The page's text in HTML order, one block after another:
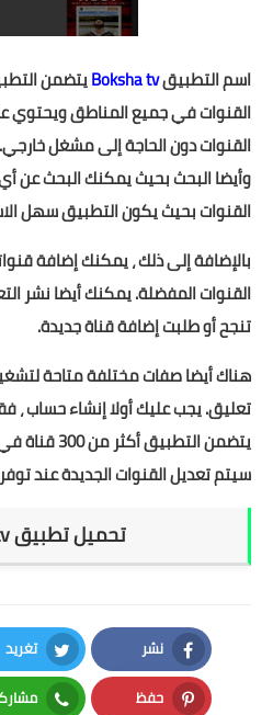
اسم التطبيقBoksha tv‏يتضمن
القنوات في جميع المناطق
القنوات دون الحاجة إلى مشغل خارجي.
وأيضا البحث بحيث يمكنك البحث عن
القنوات بحيث يكون التطبيق سهل
بالإضافة إلى ذلك ، يمكنك إضافة
القنوات المفضلة. يمكنك أيضا نشر
تنجح أو طلبت إضافة قناة جديدة.
هناك أيضا صفات مختلفة متاحة
تعليق. يجب عليك أولا إنشاء حساب ،
يتضمن التطبيق أكثر من 300 قناة في بدايتها.
سيتم تعديل القنوات الجديدة عند
تحميل تطبيق
نشر
Facebook
تغريد
Twitter
حفظ